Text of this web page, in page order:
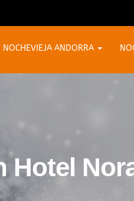
NOCHEVIEJA ANDORRA
Hotel